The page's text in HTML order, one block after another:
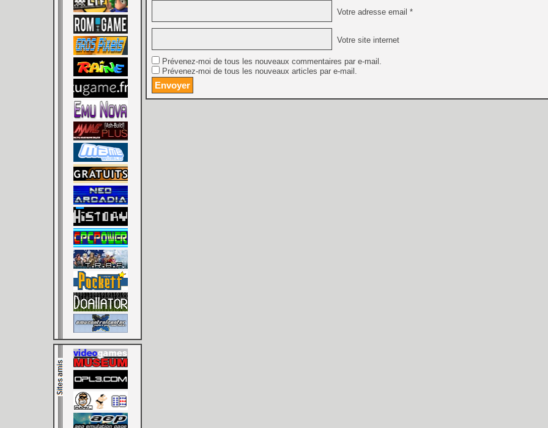
[Mo5] Deux inédits du
[GK] Le beat'em up The
[GK] Endless Legend 2 :
[LS] [PS5] Premiers
Votre adresse email *
Votre site internet
Prévenez-moi de tous les nouveaux commentaires par e-mail.
Prévenez-moi de tous les nouveaux articles par e-mail.